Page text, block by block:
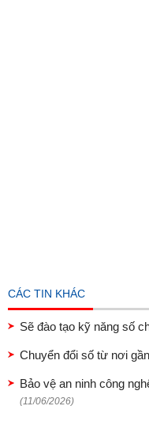
CÁC TIN KHÁC
Sẽ đào tạo kỹ năng số
Chuyển đổi số từ nơi
Bảo vệ an ninh công
(11/06/2026)